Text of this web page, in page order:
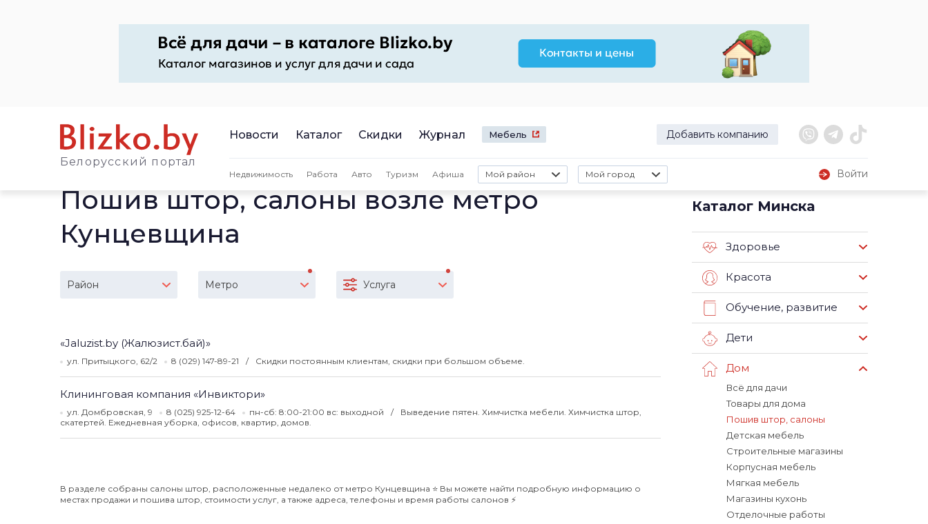
Белорусский портал
Новости Каталог Скидки Журнал Мебель Добавить компанию
Недвижимость Работа Авто Туризм Афиша Мой район Мой город Войти
Пошив штор, салоны возле метро
Кунцевщина
Район Метро Услуга
«Jaluzist.by (Жалюзист.бай)»
ул. Притыцкого, 62/2 8 (029) 147-89-21 Скидки постоянным клиентам, скидки при большом объеме.
Клининговая компания «Инвиктори»
ул. Домбровская, 9 8 (025) 925-12-64 пн-сб: 8:00-21:00 вс: выходной
Выведение пятен. Химчистка мебели. Химчистка штор,
скатертей. Ежедневная уборка, офисов, квартир, домов.
В разделе собраны салоны штор, расположенные недалеко от метро Кунцевщина ⭐️ Вы можете найти подробную информацию о
местах продажи и пошива штор, стоимости услуг, а также адреса, телефоны и время работы салонов ⚡️
Каталог Минска
Здоровье
Красота
Обучение, развитие
Дети
Дом
Всё для дачи
Товары для дома
Пошив штор, салоны
Детская мебель
Строительные магазины
Корпусная мебель
Мягкая мебель
Магазины кухонь
Отделочные работы